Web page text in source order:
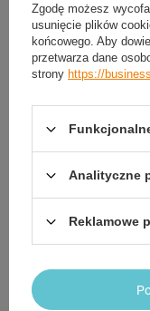
Zamówienia
Śledzenie przesyłki
Chcę odstąpić od
Chcę wymienić
Konto
Zgodę możesz
usunięcie plików
końcowego. Aby
przetwarza dane
strony https://
Analityczne
Reklamowe